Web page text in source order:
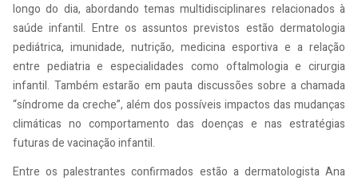
longo do dia, abordando temas multidisciplinares relacionados à
saúde infantil. Entre os assuntos previstos estão dermatologia
pediátrica, imunidade, nutrição, medicina esportiva e a relação
entre pediatria e especialidades como oftalmologia e cirurgia
infantil. Também estarão em pauta discussões sobre a chamada
“síndrome da creche”, além dos possíveis impactos das mudanças
climáticas no comportamento das doenças e nas estratégias
futuras de vacinação infantil.
Entre os palestrantes confirmados estão a dermatologista Ana